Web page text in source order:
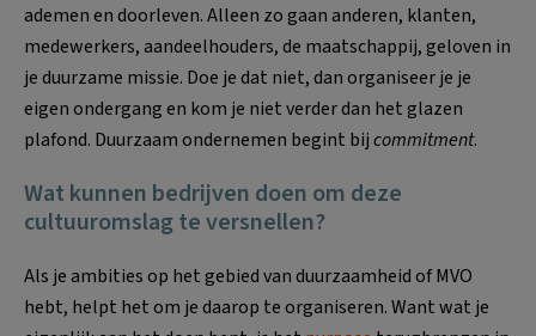
ademen en doorleven. Alleen zo gaan anderen, klanten,
medewerkers, aandeelhouders, de maatschappij, geloven in
je duurzame missie. Doe je dat niet, dan organiseer je je
eigen ondergang en kom je niet verder dan het glazen
plafond. Duurzaam ondernemen begint bijcommitment.
Wat kunnen bedrijven doen om deze
cultuuromslag te versnellen?
Als je ambities op het gebied van duurzaamheid of MVO
hebt, helpt het om je daarop te organiseren. Want wat je